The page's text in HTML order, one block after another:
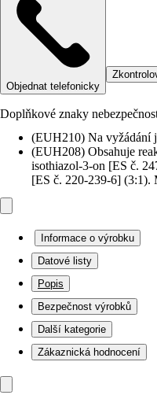
Objednat telefonicky
Doplňkové znaky
(EUH210) Na vyžádání
(EUH208) Obsahuje
isothiazol-3-on [ES č.
[ES č. 220-239-6] (3:1).
Informace o výrobku
Datové listy
Popis
Bezpečnost výrobků
Další kategorie
Zákaznická hodnocení